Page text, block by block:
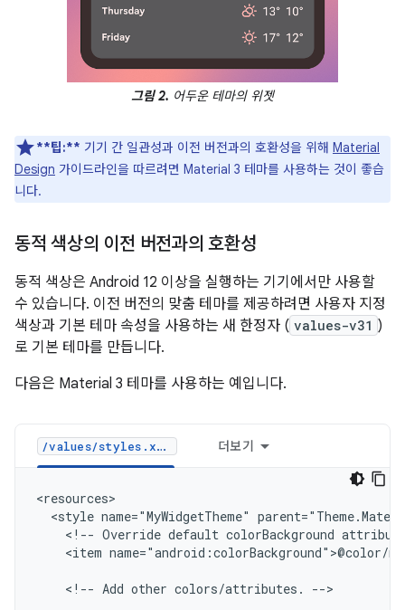
그림 2. 어두운 테마의 위젯
**팁:** 기기 간 일관성과 이전 버전과의 호환성을 위해 Material
Design 가이드라인을 따르려면 Material 3 테마를 사용하는 것이 좋습
니다.
동적 색상의 이전 버전과의 호환성
동적 색상은 Android 12 이상을 실행하는 기기에서만 사용할
수 있습니다. 이전 버전의 맞춤 테마를 제공하려면 사용자 지정
색상과 기본 테마 속성을 사용하는 새 한정자 ( values-v31 )
로 기본 테마를 만듭니다.
다음은 Material 3 테마를 사용하는 예입니다.
/values/styles.xml 더보기
<style name="MyWidgetTheme"
<!-- Override default colorBackground
<item name="android:colorBackground">@color/
<!-- Add other colors/attributes. -->